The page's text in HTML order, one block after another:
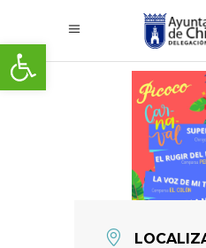
Abrir barra de herramientas